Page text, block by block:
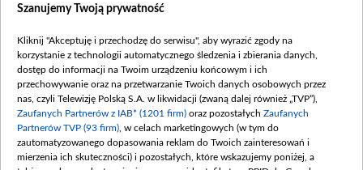
Dostępność
Procedura zgłoszeń wewnętrznych
Szanujemy Twoją prywatność
Kliknij "Akceptuję i przechodzę do serwisu", aby wyrazić zgody na
korzystanie z technologii automatycznego śledzenia i zbierania danych,
dostęp do informacji na Twoim urządzeniu końcowym i ich
przechowywanie oraz na przetwarzanie Twoich danych osobowych przez
nas, czyli Telewizję Polską S.A. w likwidacji (zwaną dalej również „TVP”),
Zaufanych Partnerów z IAB* (1201 firm) oraz pozostałych Zaufanych
Partnerów TVP (93 firm) , w celach marketingowych (w tym do
zautomatyzowanego dopasowania reklam do Twoich zainteresowań i
mierzenia ich skuteczności) i pozostałych, które wskazujemy poniżej, a